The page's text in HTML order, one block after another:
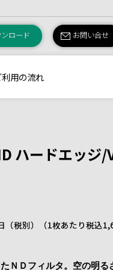
ロード お問い合せ
用の流れ
ハードエッ
（税別） （1枚あたり税込
ＮＤフィルタ。空の明る